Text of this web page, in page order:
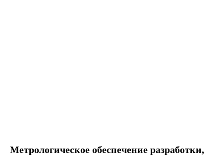
Метрологическое обеспечение разработки,